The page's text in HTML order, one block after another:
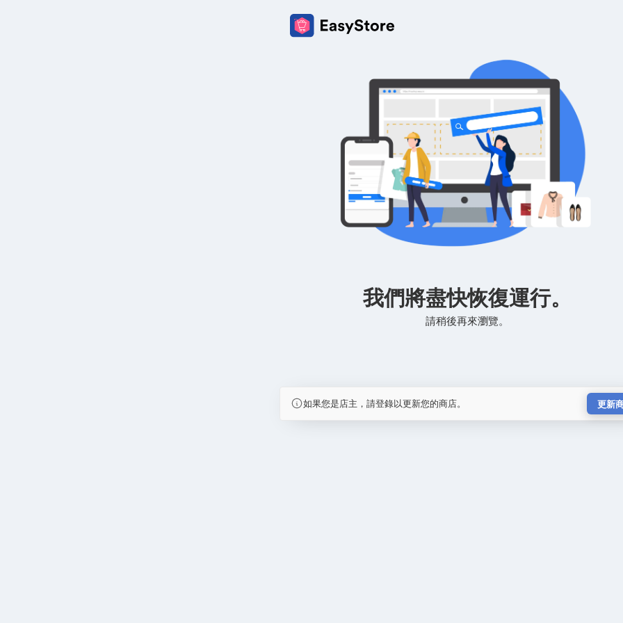
我們將盡快恢復運行。
請稍後再來瀏覽。
如果您是店主，請登錄以更新您的商店。 更新